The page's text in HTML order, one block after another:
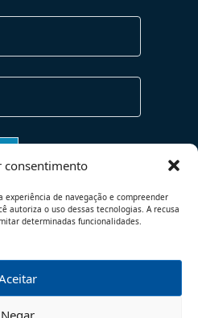
consentimento
de navegação e compreender
autoriza o uso dessas tecnologias. A recusa
determinadas funcionalidades.
Negar
DE PRIVACIDADE